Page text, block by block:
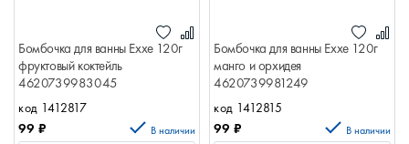
Бомбочка для ванны Exxe 120г
фруктовый коктейль
4620739983045
код 1412817
99 ₽ В наличии
Бомбочка для ванны Exxe 120г
манго и орхидея
4620739981249
код 1412815
99 ₽ В наличии